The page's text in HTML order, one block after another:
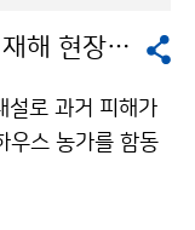
김승희 기상청 차장, 전남지역 재해 현장 방문
설로 과거 피해가
우스 농가를 함동